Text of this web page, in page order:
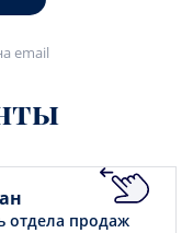
email
отдела продаж